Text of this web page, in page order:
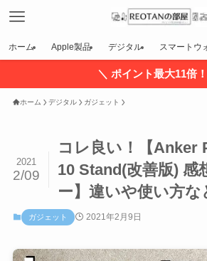
ホーム Apple製品 デジタル スマートウ
＼ ポイント最大11倍
ホーム デジタル ガジェット
コレ良い！【Anker
10 Stand(改善版) 感
ー】違いや使い方な
2021
2/09
ガジェット 2021年2月9日